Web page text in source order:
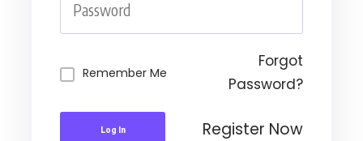
Remember Me
Forgot
Password?
Log In Register Now